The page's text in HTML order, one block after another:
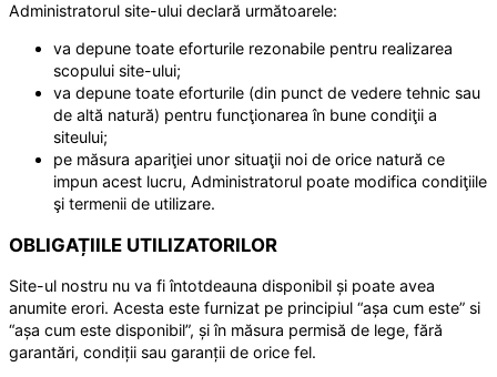
Administratorul site-ului declară următoarele:
va depune toate eforturile rezonabile pentru realizarea
scopului site-ului;
va depune toate eforturile (din punct de vedere tehnic sau
de altă natură) pentru funcţionarea în bune condiţii a
siteului;
pe măsura apariţiei unor situaţii noi de orice natură ce
impun acest lucru, Administratorul poate modifica condiţiile
şi termenii de utilizare.
OBLIGAȚIILE UTILIZATORILOR
Site-ul nostru nu va fi întotdeauna disponibil și poate avea
anumite erori. Acesta este furnizat pe principiul “așa cum este” si
“așa cum este disponibil”, și în măsura permisă de lege, fără
garantări, condiții sau garanții de orice fel.